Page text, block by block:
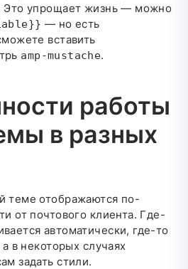
Это упрощает жизнь — можно
— но есть
вставить
amp-mustache.
работы
в разных
теме отображаются по-
от почтового клиента. Где-
автоматически, где-то
в некоторых случаях
задать стили.